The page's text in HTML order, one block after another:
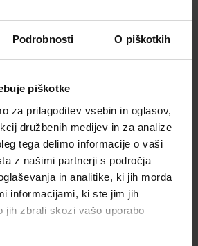
Podrobnosti O piškotkih
piškotke
za prilagoditev vsebin in oglasov,
družbenih medijev in za analize
tega delimo informacije o vaši
z našimi partnerji s področja
in analitike, ki jih morda
informacijami, ki ste jim jih
jih zbrali skozi vašo uporabo